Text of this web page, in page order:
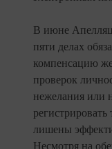
В июне
пяти делах
компенсацию
проверок
нежелания или
лишены